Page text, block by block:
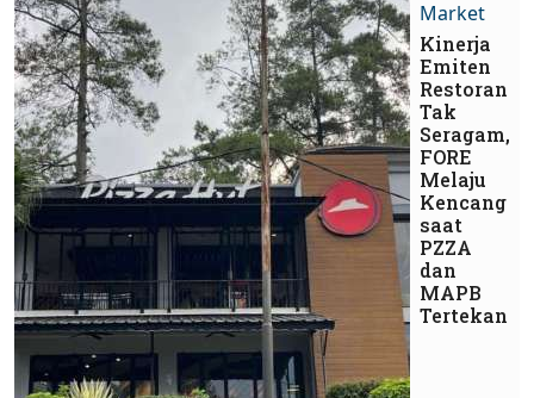
Market
Kinerja
Emiten
Restoran
Tak
Seragam,
FORE
Melaju
Kencang
saat
PZZA
dan
MAPB
Tertekan